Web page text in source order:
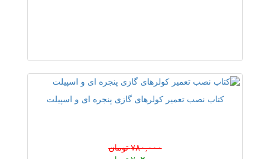
کتاب نصب تعمیر کولرهای گازی پنجره ای و اسپیلت
۷۸۰,۰۰۰ تومان